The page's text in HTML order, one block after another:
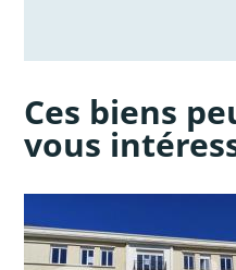
Ces biens
vous